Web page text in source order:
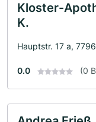
Kloster-
K.
Hauptstr. 17 a,
0.0 (0